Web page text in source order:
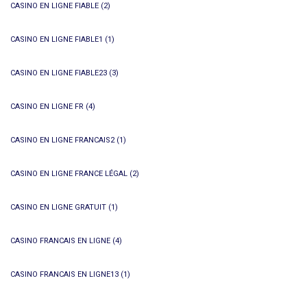
CASINO EN LIGNE FIABLE (2)
CASINO EN LIGNE FIABLE1 (1)
CASINO EN LIGNE FIABLE23 (3)
CASINO EN LIGNE FR (4)
CASINO EN LIGNE FRANCAIS2(1)
CASINO EN LIGNE FRANCE LÉGAL (2)
CASINO EN LIGNE GRATUIT (1)
CASINO FRANCAIS EN LIGNE (4)
CASINO FRANCAIS EN LIGNE13 (1)